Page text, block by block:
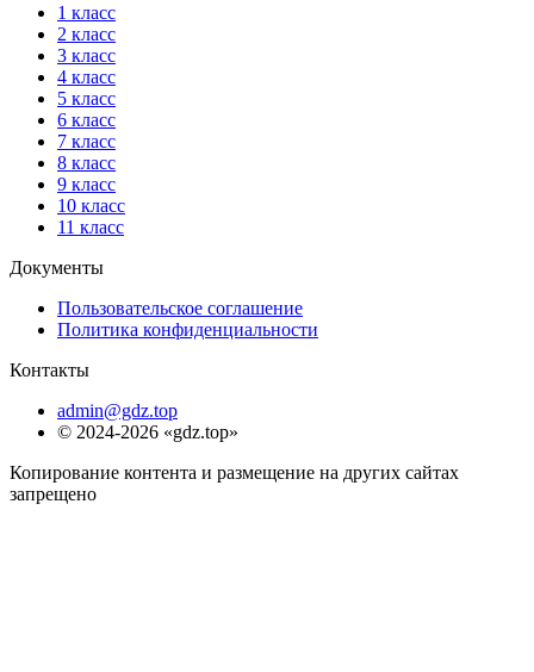
1 класс
2 класс
3 класс
4 класс
5 класс
6 класс
7 класс
8 класс
9 класс
10 класс
11 класс
Документы
Пользовательское соглашение
Политика конфиденциальности
Контакты
admin@gdz.top
© 2024-2026 «gdz.top»
Копирование контента и размещение на других сайтах
запрещено